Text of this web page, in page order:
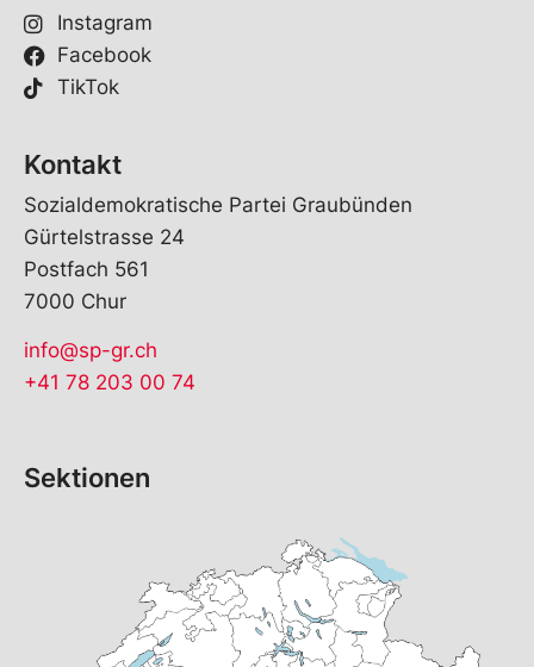
Instagram
Facebook
TikTok
Kontakt
Sozialdemokratische Partei Graubünden
Gürtelstrasse 24
Postfach 561
7000 Chur
info@sp-gr.ch
+41 78 203 00 74
Sektionen